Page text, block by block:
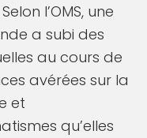
l’OMS, une
a subi des
au cours de
avérées sur la
et
qu’elles